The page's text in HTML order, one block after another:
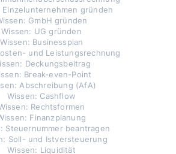
Einzelunternehmen gründen
GmbH gründen
Wissen: UG gründen
Wissen: Businessplan
und Leistungsrechnung
Deckungsbeitrag
Break-even-Point
Abschreibung (AfA)
Wissen: Cashflow
Rechtsformen
Finanzplanung
Steuernummer beantragen
Soll- und Istversteuerung
Wissen: Liquidität